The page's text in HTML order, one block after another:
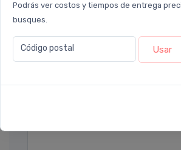
Podrás ver costos y tiempos de entrega
busques.
Código postal Usar
Teléfono
Ubicación
Por favor describa en detalle su